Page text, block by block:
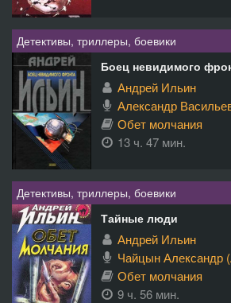
Детективы, триллеры, боевики
Боец невидимого
Андрей Ильин
Александр
Обет молчания
13 ч. 47 мин.
Детективы, триллеры, боевики
Тайные люди
Андрей Ильин
Чайцын Александр
Обет молчания
9 ч. 56 мин.